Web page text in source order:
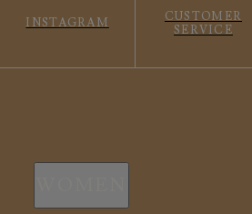
INSTAGRAM
CUSTOMER
SERVICE